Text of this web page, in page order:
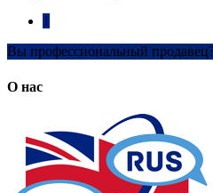
Вы профессиональный
О нас